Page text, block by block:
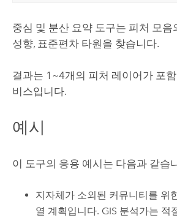
중심 및 분산 요약 도구는 피처 모음
성향, 표준편차 타원을 찾습니다.
결과는 1~4개의 피처 레이어가 포
비스입니다.
예시
이 도구의 응용 예시는 다음과 같습
지자체가 소외된 커뮤니티를 위
열 계획입니다. GIS 분석가는 적